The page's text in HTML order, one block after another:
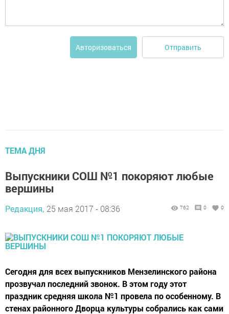
Авторизоваться Отправить
ТЕМА ДНЯ
Выпускники СОШ №1 покоряют любые
вершины
Редакция, 25 мая 2017 - 08:36 762 0 0
Сегодня для всех выпускников Мензелинского района
прозвучал последний звонок. В этом году этот
праздник средняя школа №1 провела по особенному. В
стенах районного Дворца культуры собрались как сами